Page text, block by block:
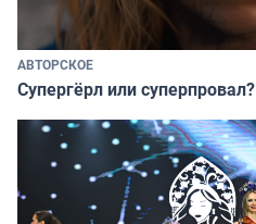
АВТОРСКОЕ
Супергёрл или суперпровал?